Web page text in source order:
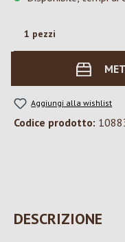
Aggiungi alla wishlist
Codice prodotto:
DESCRIZIONE